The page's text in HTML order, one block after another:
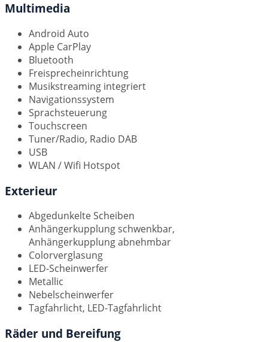
Multimedia
Android Auto
Apple CarPlay
Bluetooth
Freisprecheinrichtung
Musikstreaming integriert
Navigationssystem
Sprachsteuerung
Touchscreen
Tuner/Radio, Radio DAB
USB
WLAN / Wifi Hotspot
Exterieur
Abgedunkelte Scheiben
Anhängerkupplung schwenkbar,
Anhängerkupplung abnehmbar
Colorverglasung
LED-Scheinwerfer
Metallic
Nebelscheinwerfer
Tagfahrlicht, LED-Tagfahrlicht
Räder und Bereifung